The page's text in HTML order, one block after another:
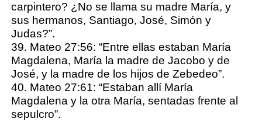
carpintero? ¿No se llama su madre María, y
sus hermanos, Santiago, José, Simón y
Judas?”.
39. Mateo 27:56: “Entre ellas estaban María
Magdalena, María la madre de Jacobo y de
José, y la madre de los hijos de Zebedeo”.
40. Mateo 27:61: “Estaban allí María
Magdalena y la otra María, sentadas frente al
sepulcro”.